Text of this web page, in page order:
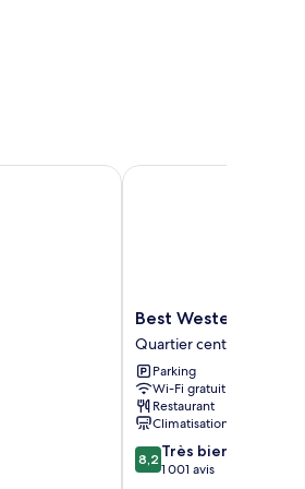
Best
Western
Hobart
Quartier
central
des
affaires
de
Hobart
Best Western
Quartier central des
Parking
Wi-Fi gratuit
Restaurant
Climatisation
8.2
sur
8,2 Très bien
1 001 avis
Best Western Hobart